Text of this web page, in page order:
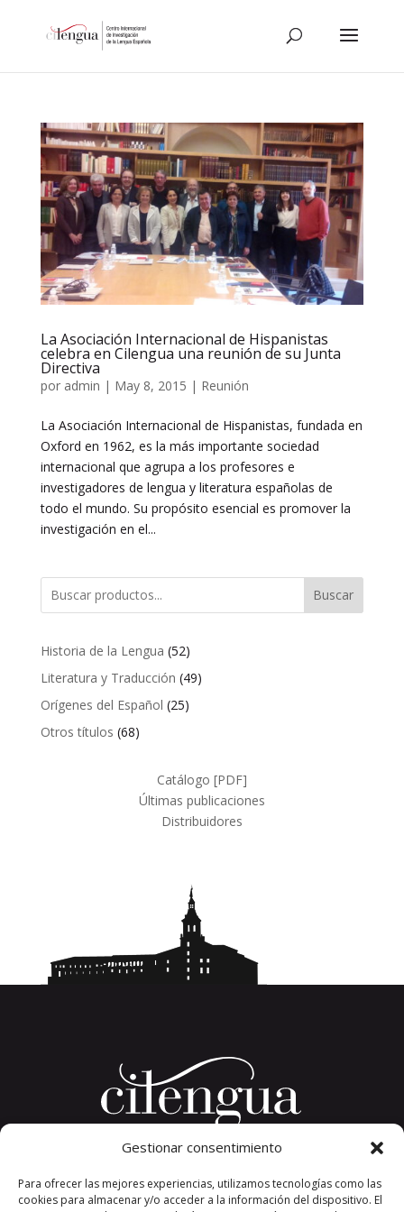
Gestionar consentimiento
Para ofrecer las mejores experiencias, utilizamos tecnologías como las
cookies para almacenar y/o acceder a la información del dispositivo. El
La Asociación Internacional de Hispanistas
celebra en Cilengua una reunión de su Junta
Directiva
por admin | May 8, 2015 | Reunión
La Asociación Internacional de Hispanistas, fundada en
Oxford en 1962, es la más importante sociedad
internacional que agrupa a los profesores e
investigadores de lengua y literatura españolas de
todo el mundo. Su propósito esencial es promover la
investigación en el...
Buscar
Historia de la Lengua 5252
productos
Literatura y Traducción 4949
Orígenes del Español 2525
Otros títulos 6868
Catálogo [PDF]
Últimas publicaciones
Distribuidores
26326 San Millán de la Cogolla